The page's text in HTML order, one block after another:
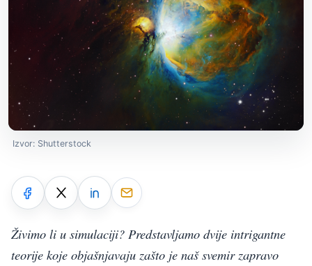
Izvor: Shutterstock
Živimo li u simulaciji? Predstavljamo dvije intrigantne
teorije koje objašnjavaju zašto je naš svemir zapravo